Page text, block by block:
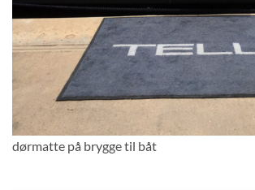
dørmatte på brygge til båt